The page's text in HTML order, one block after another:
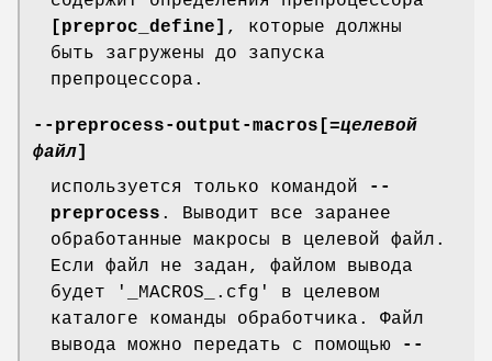
[preproc_define]
, которые должны
быть загружены до запуска
препроцессора.
--preprocess-output-macros[ =целевой
файл
используется только командой
--
preprocess . Выводит все заранее
обработанные макросы в целевой файл.
Если файл не задан, файлом вывода
будет '_MACROS_.cfg' в целевом
каталоге команды обработчика. Файл
вывода можно передать с помощью
--